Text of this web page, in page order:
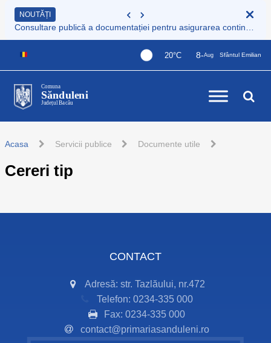
NOUTĂȚI
20°C 8-Aug Sfântul Emilian
Comuna
Sănduleni
Județul Bacău
Acasa Servicii publice Documente utile
Cereri tip
CONTACT
Adresă: str. Tazlăului, nr.472
Telefon: 0234-335 000
Fax: 0234-335 000
contact@primariasanduleni.ro